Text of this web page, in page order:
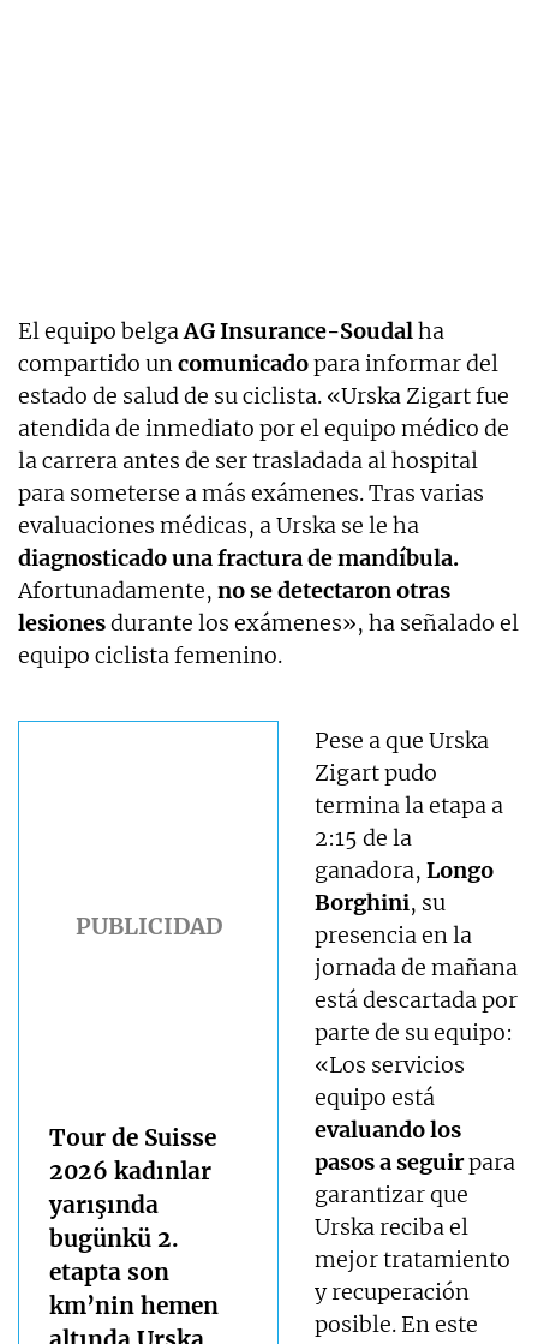
El equipo belgaAG Insurance-Soudalha
compartido uncomunicadopara informar del
estado de salud de su ciclista. «Urska Zigart fue
atendida de inmediato por el equipo médico de
la carrera antes de ser trasladada al hospital
para someterse a más exámenes. Tras varias
evaluaciones médicas, a Urska se le ha
diagnosticado una fractura de mandíbula.
Afortunadamente, no se detectaron otras
lesionesdurante los exámenes», ha señalado el
equipo ciclista femenino.
Tour de Suisse
2026 kadınlar
yarışında
bugünkü 2.
etapta son
km’nin hemen
Pese a que Urska
Zigart pudo
termina la etapa a
2:15 de la
ganadora, Longo
Borghini, su
presencia en la
jornada de mañana
está descartada por
parte de su equipo:
«Los servicios
equipo está
evaluando los
pasos a seguirpara
garantizar que
Urska reciba el
mejor tratamiento
y recuperación
posible. En este